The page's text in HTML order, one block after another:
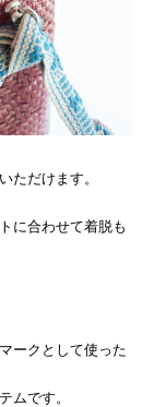
ただけます。
に合わせて着脱も
ークとして使った
ムです。